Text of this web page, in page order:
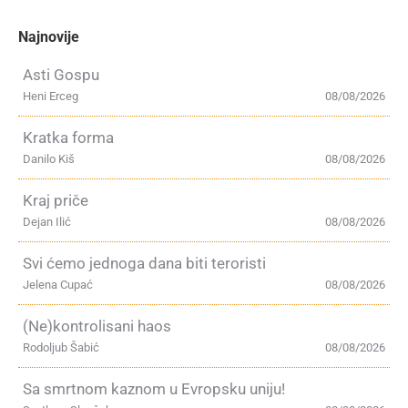
Najnovije
Asti Gospu
08/08/2026
Heni Erceg
Kratka forma
08/08/2026
Danilo Kiš
Kraj priče
08/08/2026
Dejan Ilić
Svi ćemo jednoga dana biti teroristi
08/08/2026
Jelena Cupać
(Ne)kontrolisani haos
08/08/2026
Rodoljub Šabić
Sa smrtnom kaznom u Evropsku uniju!